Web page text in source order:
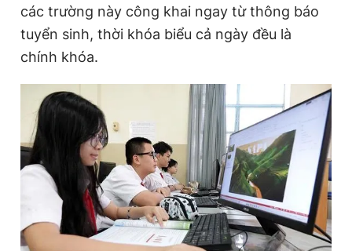
các trường này công khai ngay từ thông báo
tuyển sinh, thời khóa biểu cả ngày đều là
chính khóa.